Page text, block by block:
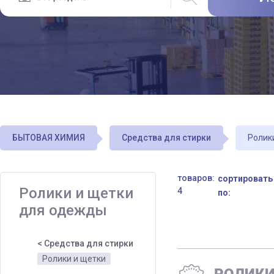
БЫТОВАЯ ХИМИЯ Средства для стирки
Ролики и щетки
для одежды
< Средства для стирки
Ролики и щетки
товаров:
4
сортировать
по: